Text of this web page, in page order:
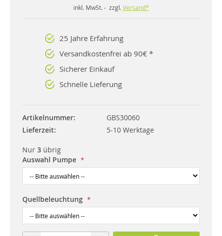
inkl. MwSt. - zzgl. Versand*
25 Jahre Erfahrung
Versandkostenfrei ab 90€ *
Sicherer Einkauf
Schnelle Lieferung
Artikelnummer
GBS30060
Lieferzeit
5-10 Werktage
Nur 3 übrig
Auswahl Pumpe
Quellbeleuchtung